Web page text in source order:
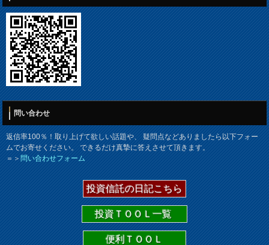
問い合わせ
返信率100％！取り上げて欲しい話題や、 疑問点などありましたら以下フォー
ムでお寄せください。 できるだけ真摯に答えさせて頂きます。
＝＞問い合わせフォーム
投資信託の日記こちら
投資ＴＯＯＬ一覧
便利ＴＯＯＬ